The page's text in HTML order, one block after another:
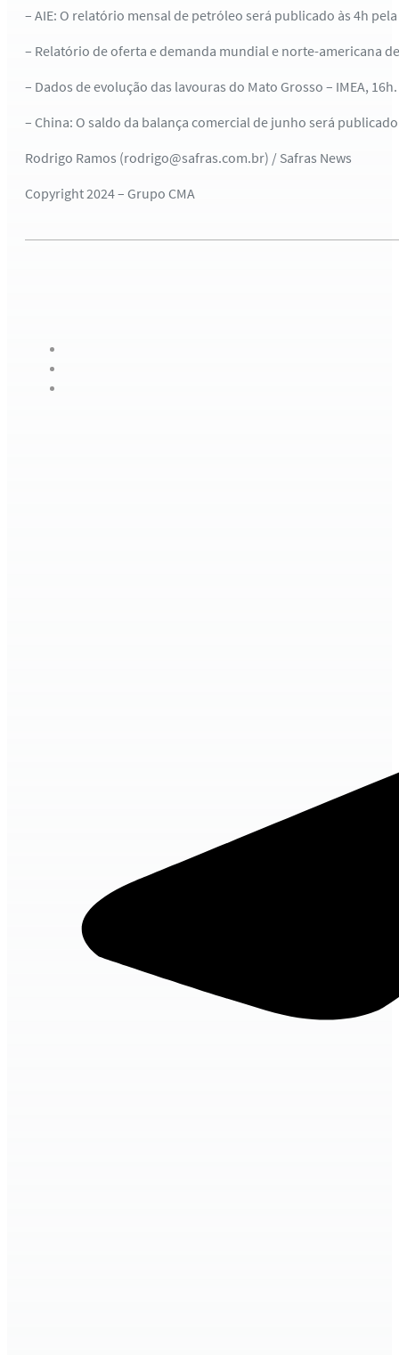
– AIE: O relatório mensal de petróleo será publicado às 4h pela
– Relatório de oferta e demanda mundial e norte-americana
– Dados de evolução das lavouras do Mato Grosso – IMEA, 16h.
– China: O saldo da balança comercial de junho será
Rodrigo Ramos (rodrigo@safras.com.br) / Safras News
Copyright 2024 – Grupo CMA